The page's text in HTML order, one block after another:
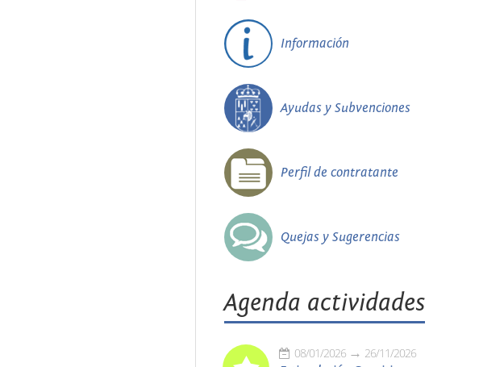
Información
Ayudas y Subvenciones
Perfil de contratante
Quejas y Sugerencias
Agenda actividades
08/01/2026 26/11/2026